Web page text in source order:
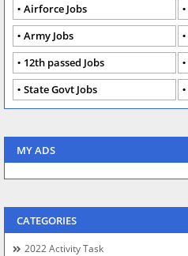
Airforce Jobs
Army Jobs
12th passed Jobs
State Govt Jobs
MY ADS
CATEGORIES
2022 Activity Task